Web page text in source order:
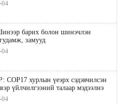
04
барих болон шинэчлэн
замууд
04
хурлын үеэрх сэдэвчилсэн
үйлчилгээний талаар мэдээлнэ
04